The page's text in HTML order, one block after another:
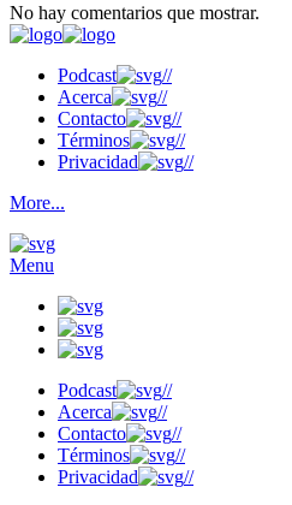
No hay comentarios que mostrar.
Podcast
//
Acerca
//
Contacto
//
Términos
//
Privacidad
//
More...
Menu
Podcast
//
Acerca
//
Contacto
//
Términos
//
Privacidad
//